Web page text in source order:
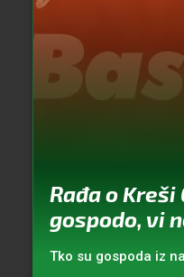
Rađa o Kreši
gospodo, vi
Tko su gospoda iz